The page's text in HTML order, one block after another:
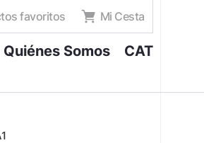
favoritos Mi Cesta
Quiénes Somos CAT